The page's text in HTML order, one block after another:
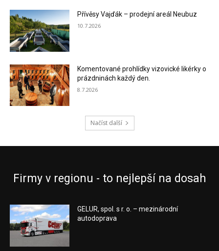
Přívěsy Vajďák – prodejní areál Neubuz
10.7.2026
Komentované prohlídky vizovické likérky o
prázdninách každý den.
8.7.2026
Načíst další
Firmy v regionu - to nejlepší na dosah
GELUR, spol. s r. o. – mezinárodní
autodoprava